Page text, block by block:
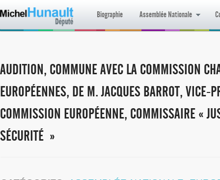
Biographie Assemblée Nationale
AUDITION, COMMUNE AVEC LA COMMISSION
EUROPÉENNES, DE M. JACQUES BARROT, VICE-
COMMISSION EUROPÉENNE, COMMISSAIRE «
SÉCURITÉ »